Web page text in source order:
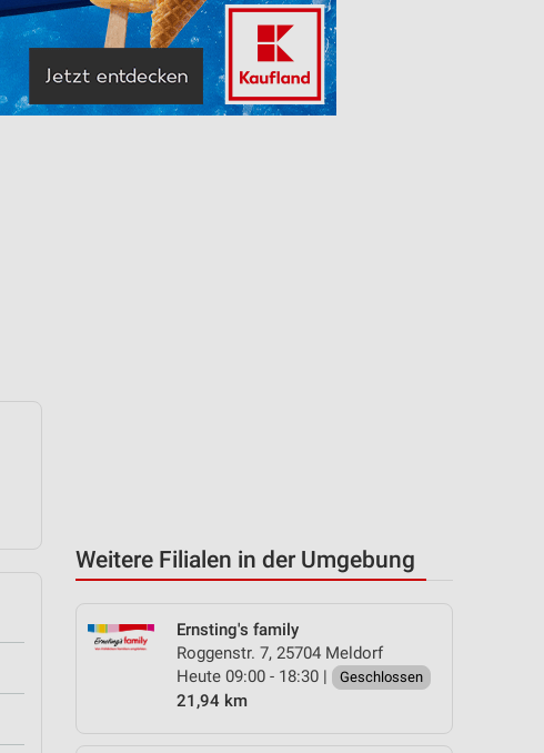
Weitere Filialen in der Umgebung
Ernsting's family
Roggenstr. 7, 25704 Meldorf
Heute 09:00 - 18:30 |
Geschlossen
21,94 km